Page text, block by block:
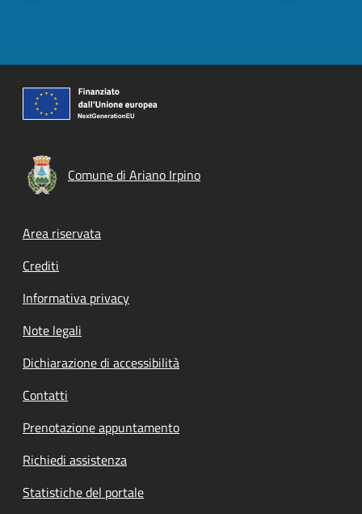
Comune di Ariano Irpino
Footer menu
Area riservata
Crediti
Informativa privacy
Note legali
Dichiarazione di accessibilità
Contatti
Prenotazione appuntamento
Richiedi assistenza
Statistiche del portale